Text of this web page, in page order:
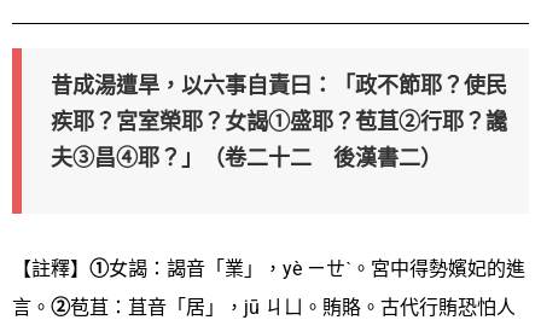
昔成湯遭旱，以六事自責曰：「政不節耶？使民
疾耶？宮室榮耶？女謁①盛耶？苞苴②行耶？讒
夫③昌④耶？」（卷二十二 後漢書二）
【註釋】 ①女謁：謁音「業」，yè ㄧㄝˋ。宮中得勢嬪妃的進
言。 ②苞苴：苴音「居」，jū ㄐㄩ。賄賂。古代行賄恐怕人